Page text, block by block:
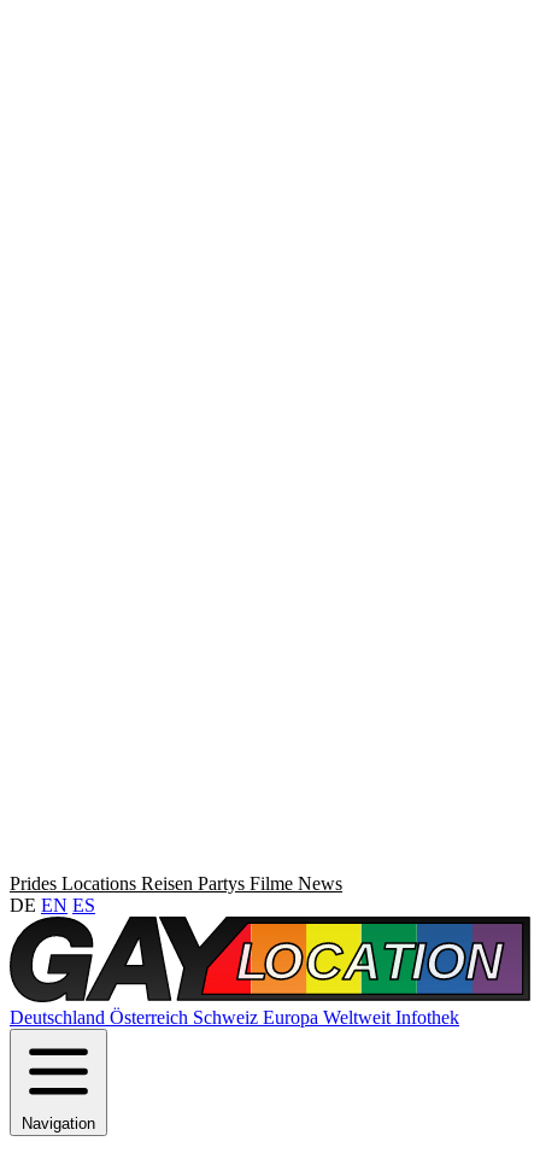
Prides Locations Reisen Partys Filme News
DE EN ES
Deutschland Österreich Schweiz Europa Weltweit Infothek
Navigation